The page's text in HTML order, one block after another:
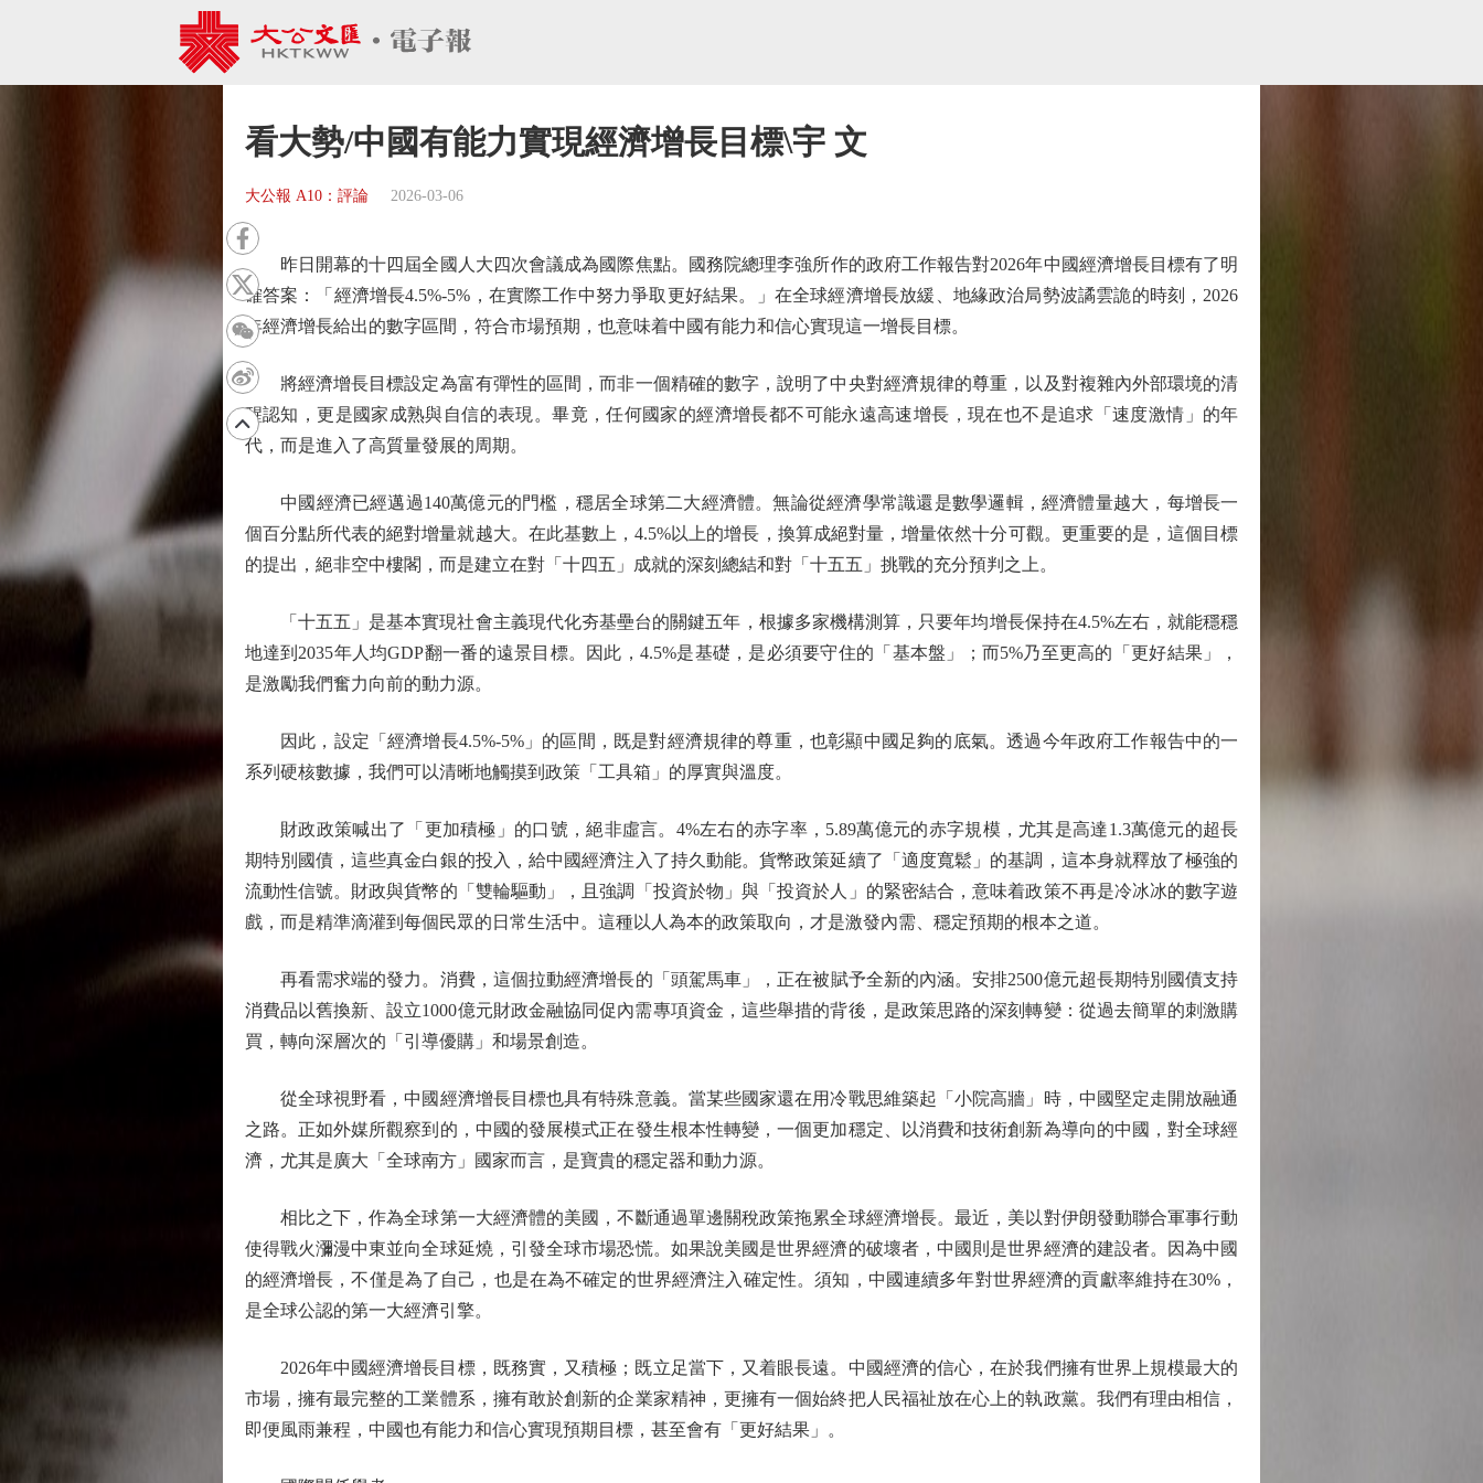
看大勢/中國有能力實現經濟增長目標\宇 文
大公報 A10：評論 2026-03-06
昨日開幕的十四屆全國人大四次會議成為國際焦點。國務院總理李強所作的政府工作報告對2026年中國經濟增長目標有了明
確答案：「經濟增長4.5%-5%，在實際工作中努力爭取更好結果。」在全球經濟增長放緩、地緣政治局勢波譎雲詭的時刻，2026
年經濟增長給出的數字區間，符合市場預期，也意味着中國有能力和信心實現這一增長目標。
將經濟增長目標設定為富有彈性的區間，而非一個精確的數字，說明了中央對經濟規律的尊重，以及對複雜內外部環境的清
醒認知，更是國家成熟與自信的表現。畢竟，任何國家的經濟增長都不可能永遠高速增長，現在也不是追求「速度激情」的年
代，而是進入了高質量發展的周期。
中國經濟已經邁過140萬億元的門檻，穩居全球第二大經濟體。無論從經濟學常識還是數學邏輯，經濟體量越大，每增長一
個百分點所代表的絕對增量就越大。在此基數上，4.5%以上的增長，換算成絕對量，增量依然十分可觀。更重要的是，這個目標
的提出，絕非空中樓閣，而是建立在對「十四五」成就的深刻總結和對「十五五」挑戰的充分預判之上。
「十五五」是基本實現社會主義現代化夯基壘台的關鍵五年，根據多家機構測算，只要年均增長保持在4.5%左右，就能穩穩
地達到2035年人均GDP翻一番的遠景目標。因此，4.5%是基礎，是必須要守住的「基本盤」；而5%乃至更高的「更好結果」，
是激勵我們奮力向前的動力源。
因此，設定「經濟增長4.5%-5%」的區間，既是對經濟規律的尊重，也彰顯中國足夠的底氣。透過今年政府工作報告中的一
系列硬核數據，我們可以清晰地觸摸到政策「工具箱」的厚實與溫度。
財政政策喊出了「更加積極」的口號，絕非虛言。4%左右的赤字率，5.89萬億元的赤字規模，尤其是高達1.3萬億元的超長
期特別國債，這些真金白銀的投入，給中國經濟注入了持久動能。貨幣政策延續了「適度寬鬆」的基調，這本身就釋放了極強的
流動性信號。財政與貨幣的「雙輪驅動」，且強調「投資於物」與「投資於人」的緊密結合，意味着政策不再是冷冰冰的數字遊
戲，而是精準滴灌到每個民眾的日常生活中。這種以人為本的政策取向，才是激發內需、穩定預期的根本之道。
再看需求端的發力。消費，這個拉動經濟增長的「頭駕馬車」，正在被賦予全新的內涵。安排2500億元超長期特別國債支持
消費品以舊換新、設立1000億元財政金融協同促內需專項資金，這些舉措的背後，是政策思路的深刻轉變：從過去簡單的刺激購
買，轉向深層次的「引導優購」和場景創造。
從全球視野看，中國經濟增長目標也具有特殊意義。當某些國家還在用冷戰思維築起「小院高牆」時，中國堅定走開放融通
之路。正如外媒所觀察到的，中國的發展模式正在發生根本性轉變，一個更加穩定、以消費和技術創新為導向的中國，對全球經
濟，尤其是廣大「全球南方」國家而言，是寶貴的穩定器和動力源。
相比之下，作為全球第一大經濟體的美國，不斷通過單邊關稅政策拖累全球經濟增長。最近，美以對伊朗發動聯合軍事行動
使得戰火瀰漫中東並向全球延燒，引發全球市場恐慌。如果說美國是世界經濟的破壞者，中國則是世界經濟的建設者。因為中國
的經濟增長，不僅是為了自己，也是在為不確定的世界經濟注入確定性。須知，中國連續多年對世界經濟的貢獻率維持在30%，
是全球公認的第一大經濟引擎。
2026年中國經濟增長目標，既務實，又積極；既立足當下，又着眼長遠。中國經濟的信心，在於我們擁有世界上規模最大的
市場，擁有最完整的工業體系，擁有敢於創新的企業家精神，更擁有一個始終把人民福祉放在心上的執政黨。我們有理由相信，
即便風雨兼程，中國也有能力和信心實現預期目標，甚至會有「更好結果」。